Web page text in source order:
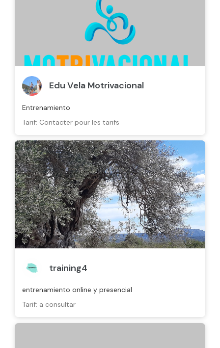
Edu Vela Motrivacional
Entrenamiento
Tarif: Contacter pour les tarifs
training4
entrenamiento online y presencial
Tarif: a consultar